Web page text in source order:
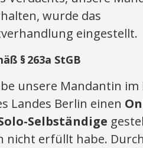
wurde das
eingestellt.
§ 263a StGB
unsere Mandantin im
Landes Berlin einen
Selbständige
nicht erfüllt habe.